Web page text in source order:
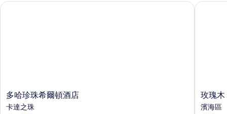
多
哈
珍
多哈珍珠希爾頓酒店
卡達之珠
多哈珍珠希爾頓酒店
玫
瑰
木
玫瑰木
濱海區
玫瑰木